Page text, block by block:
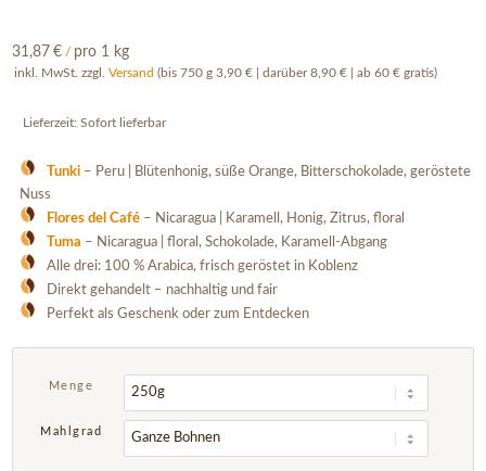
31,87€ / pro 1 kg
inkl. MwSt. zzgl.Versand (bis 750 g 3,90 € | darüber 8,90 € | ab 60 € gratis)
Lieferzeit:Sofort lieferbar
Tunki – Peru | Blütenhonig, süße Orange, Bitterschokolade, geröstete
Nuss
Flores del Café – Nicaragua | Karamell, Honig, Zitrus, floral
Tuma – Nicaragua | floral, Schokolade, Karamell-Abgang
Alle drei: 100 % Arabica, frisch geröstet in Koblenz
Direkt gehandelt – nachhaltig und fair
Perfekt als Geschenk oder zum Entdecken
Menge
Mahlgrad